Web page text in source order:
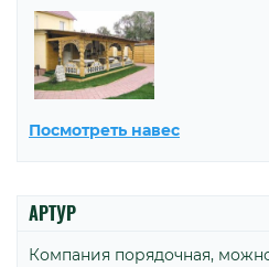
Посмотреть навес
АРТУР
Компания порядочная,